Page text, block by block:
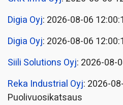
Digia Oyj: 2026-08-06
Digia Oyj: 2026-08-06
Siili Solutions Oyj: 2026-08-
Reka Industrial Oyj: 2026-
Puolivuosikatsaus